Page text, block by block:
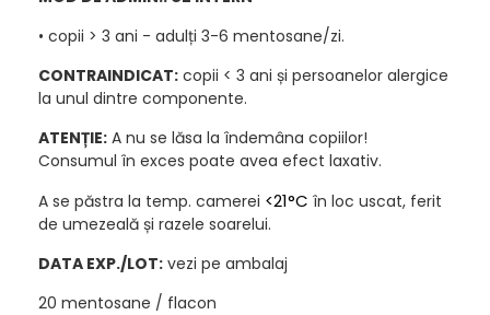
• copii > 3 ani - adulți 3-6 mentosane/zi.
CONTRAINDICAT: copii < 3 ani și persoanelor alergice
la unul dintre componente.
ATENȚIE: A nu se lăsa la îndemâna copiilor!
Consumul în exces poate avea efect laxativ.
A se păstra la temp. camerei <21°C în loc uscat, ferit
de umezeală și razele soarelui.
DATA EXP./LOT: vezi pe ambalaj
20 mentosane / flacon